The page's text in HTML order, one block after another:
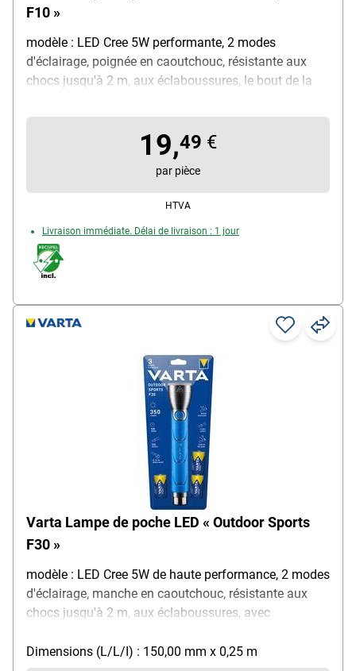
F10 »
modèle : LED Cree 5W performante, 2 modes
d'éclairage, poignée en caoutchouc, résistante aux
chocs jusqu'à 2 m, aux éclaboussures, le bout de la
m, durée d'éclairage : 40 h, luminosité : max. 250 lm,
avec dragonne, livrée avec 3 piles AAA
19,49 €
par pièce
HTVA
Livraison immédiate. Délai de livraison : 1 jour
Varta Lampe de poche LED « Outdoor Sports
F30 »
modèle : LED Cree 5W de haute performance, 2 modes
d'éclairage, manche en caoutchouc, résistante aux
chocs jusqu'à 2 m, aux éclaboussures, avec
brille dans le noir, portée d'éclairage : max. 145 m,
Dimensions (L/L/I) : 150,00 mm x 0,25 m